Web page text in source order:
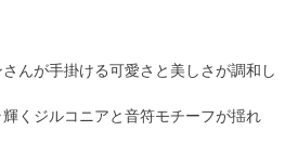
んが手掛ける可愛さと美しさが調和し
くジルコニアと音符モチーフが揺れ